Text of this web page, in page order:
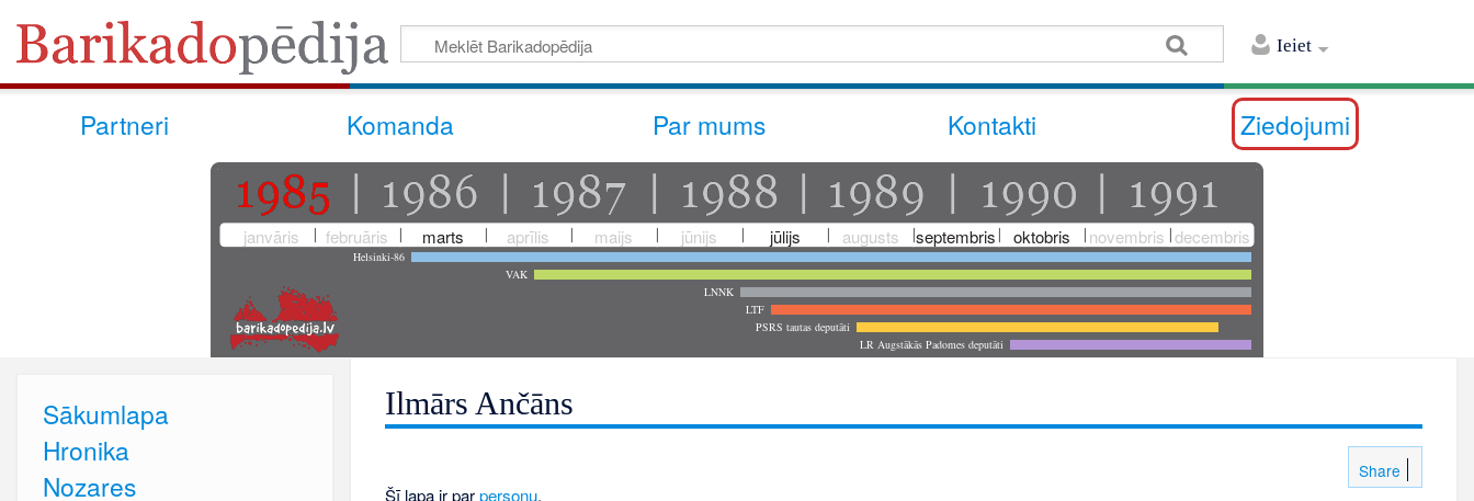
Ieiet
Partneri Komanda Par mums Kontakti Ziedojumi
janvāris februāris marts aprīlis maijs jūnijs jūlijs augusts septembris oktobris novembris decembris
Helsinki-86
VAK
LNNK
LTF
PSRS tautas deputāti
LR Augstākās Padomes deputāti
Ilmārs Ančāns
Share
Šī lapa ir parpersonu.
Sākumlapa
Hronika
Nozares